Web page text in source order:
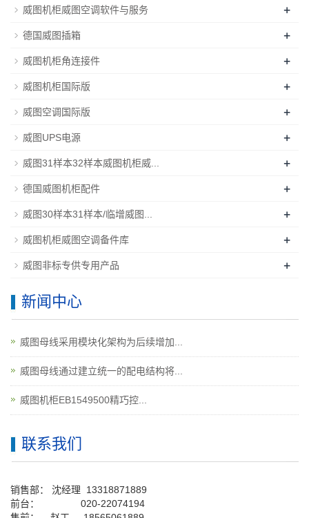
威图机柜威图空调软件与服务 +
德国威图插箱 +
威图机柜角连接件 +
威图机柜国际版 +
威图空调国际版 +
威图UPS电源 +
威图31样本32样本威图机柜威... +
德国威图机柜配件 +
威图30样本31样本/临增威图... +
威图机柜威图空调备件库 +
威图非标专供专用产品 +
新闻中心
威图母线采用模块化架构为后续增加...
威图母线通过建立统一的配电结构将...
威图机柜EB1549500精巧控...
联系我们
销售部： 沈经理 13318871889
前台： 020-22074194